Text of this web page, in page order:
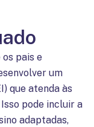
pais e
um
que atenda às
pode incluir a
adaptadas,